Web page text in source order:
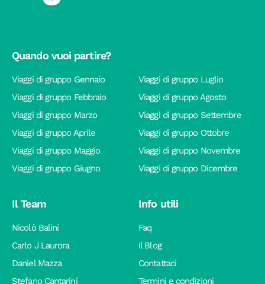
Quando vuoi partire?
Viaggi di gruppo Gennaio
Viaggi di gruppo Febbraio
Viaggi di gruppo Marzo
Viaggi di gruppo Aprile
Viaggi di gruppo Maggio
Viaggi di gruppo Giugno
Viaggi di gruppo Luglio
Viaggi di gruppo Agosto
Viaggi di gruppo Settembre
Viaggi di gruppo Ottobre
Viaggi di gruppo Novembre
Viaggi di gruppo Dicembre
Il Team
Nicolò Balini
Carlo J Laurora
Daniel Mazza
Stefano Cantarini
Info utili
Faq
Il Blog
Contattaci
Termini e condizioni